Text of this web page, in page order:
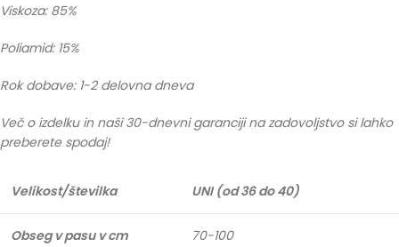
Viskoza: 85%
Poliamid: 15%
Rok dobave: 1-2 delovna dneva
Več o izdelku in naši 30-dnevni garanciji na zadovoljstvo si lahko
preberete spodaj!
Velikost/številka UNI (od 36 do 40)
Obseg v pasu v cm 70-100